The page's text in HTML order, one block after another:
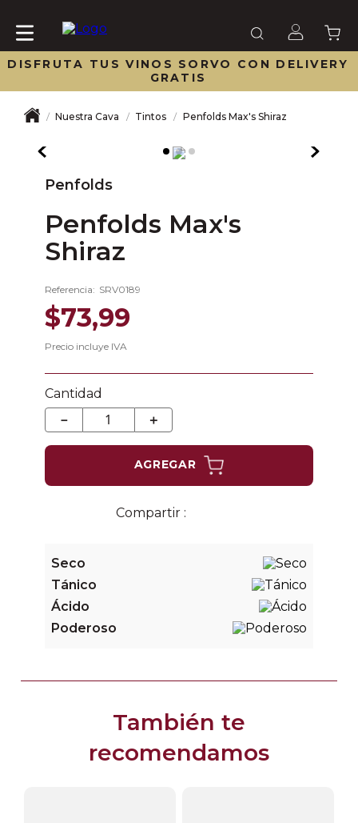
DISFRUTA TUS VINOS SORVO CON DELIVERY
GRATIS
Nuestra Cava Tintos Penfolds Max's Shiraz
Penfolds
Penfolds Max's
Shiraz
Referencia: SRV0189
$73,99
Precio incluye IVA
Cantidad
＋
－
AGREGAR
Seco
Tánico
Ácido
Poderoso
También te
recomendamos